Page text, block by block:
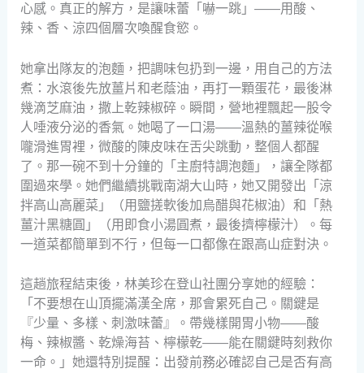
心感。真正的解方，是讓味蕾「嚇一跳」——用酸、
辣、香、涼四個層次喚醒食慾。
她拿出隊友的泡麵，把調味包扔到一邊，用自己的方法
煮：水滾後先放薑片和老蔭油，再打一顆蛋花，最後淋
幾滴芝麻油，撒上乾辣椒碎。瞬間，營地裡飄起一股令
人唾液分泌的香氣。她喝了一口湯——溫熱的薑辣從喉
嚨滑進胃裡，微酸的陳皮味在舌尖跳動，整個人都醒
了。那一碗不到十分鐘的「主廚特調泡麵」，讓全隊都
圍過來學。她們繼續挑戰南湖大山時，她又開發出「涼
拌高山高麗菜」（用鹽搓軟後加烏醋與花椒油）和「熱
薑汁黑糖圓」（用即食小湯圓煮，最後擠檸檬汁）。每
一道菜都簡單到不行，但每一口都像在跟高山症對決。
這趟旅程結束後，林美珍在登山社團分享她的經驗：
「不要想在山頂擺滿漢全席，那會累死自己。關鍵是
『少量、多樣、刺激味蕾』。帶幾樣開胃小物——酸
梅、辣椒醬、乾燥海苔、檸檬乾——能在關鍵時刻救你
一命。」她還特別提醒：出發前務必確認自己是否有高